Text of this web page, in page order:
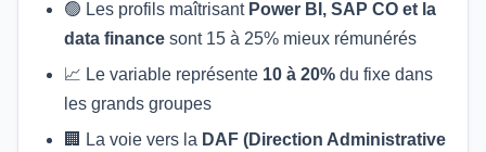
🟢 Les profils maîtrisant Power BI, SAP CO et la
data finance sont 15 à 25% mieux rémunérés
📈 Le variable représente 10 à 20% du fixe dans
les grands groupes
🏢 La voie vers la DAF (Direction Administrative